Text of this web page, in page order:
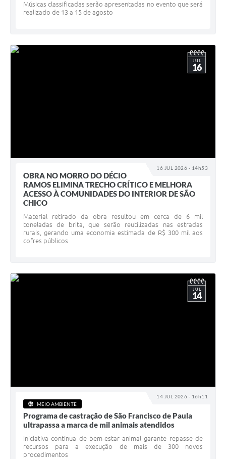
Músicas classificadas serão apresentadas no evento que será
realizado de 13 a 15 de agosto
16 JUL 2026 - 14h53
JUL
16
OBRA NO MORRO DO DÉCIO
RAMOS ELIMINA TRECHO CRÍTICO E MELHORA
ACESSO À COMUNIDADES DO INTERIOR DE SÃO
CHICO
Material retirado da obra resultou em cerca de 6 mil
toneladas de brita, que serão reutilizadas nas estradas
rurais, gerando uma economia estimada de R$ 300 mil aos
cofres públicos
14 JUL 2026 - 16h11
JUL
14
MEIO AMBIENTE
Programa de castração de São Francisco de Paula
ultrapassa a marca de mil animais atendidos
Iniciativa contínua de bem-estar animal garante repasse de
recursos para a execução de mais de 300 novos
procedimentos